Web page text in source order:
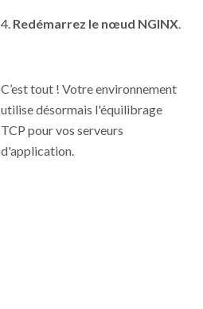
4. Redémarrez le nœud NGINX
C’est tout ! Votre environnement
utilise désormais l'équilibrage
TCP pour vos serveurs
d'application.